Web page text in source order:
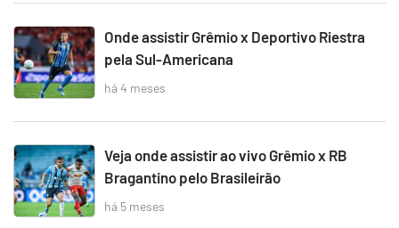
Onde assistir Grêmio x Deportivo Riestra
pela Sul-Americana
há 4 meses
Veja onde assistir ao vivo Grêmio x RB
Bragantino pelo Brasileirão
há 5 meses